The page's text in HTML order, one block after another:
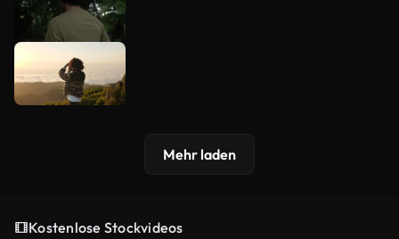
Mehr laden
Kostenlose Stockvideos